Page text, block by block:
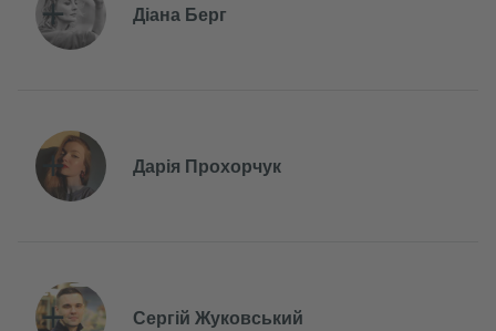
Діана Берг
Дарія Прохорчук
Сергій Жуковський